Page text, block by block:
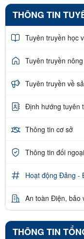
THÔNG TIN
Tuyên truyền học
Tuyên truyền
Tuyên truyền về
Định hướng tuyên
Thông tin cơ sở
Thông tin đối ngoại
Hoạt động Đảng -
An toàn Điện, bảo
THÔNG TIN